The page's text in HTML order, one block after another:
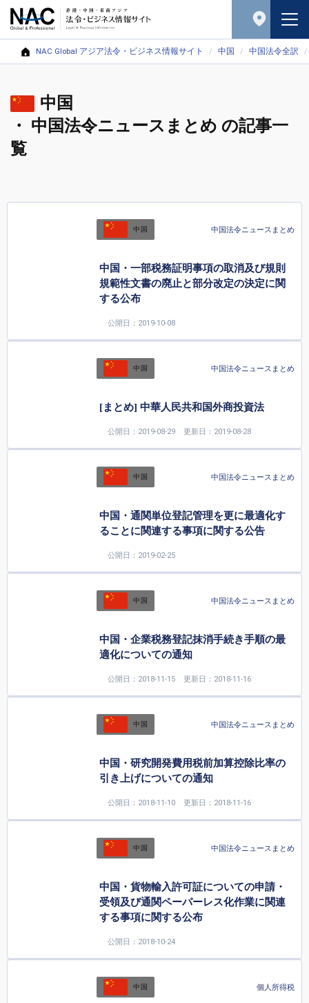
NAC Global アジア法令・ビジネス情報サイト 中国 中国法令全訳
中国
・ 中国法令ニュースまとめ の記事一
覧
中国 中国法令ニュースまとめ
中国・一部税務証明事項の取消及び規則
規範性文書の廃止と部分改定の決定に関
する公布
公開日：2019-10-08
中国 中国法令ニュースまとめ
[まとめ] 中華人民共和国外商投資法
公開日：2019-08-29 更新日：2019-08-28
中国 中国法令ニュースまとめ
中国・通関単位登記管理を更に最適化す
ることに関連する事項に関する公告
公開日：2019-02-25
中国 中国法令ニュースまとめ
中国・企業税務登記抹消手続き手順の最
適化についての通知
公開日：2018-11-15 更新日：2018-11-16
中国 中国法令ニュースまとめ
中国・研究開発費用税前加算控除比率の
引き上げについての通知
公開日：2018-11-10 更新日：2018-11-16
中国 中国法令ニュースまとめ
中国・貨物輸入許可証についての申請・
受領及び通関ペーパーレス化作業に関連
する事項に関する公布
公開日：2018-10-24
中国 個人所得税